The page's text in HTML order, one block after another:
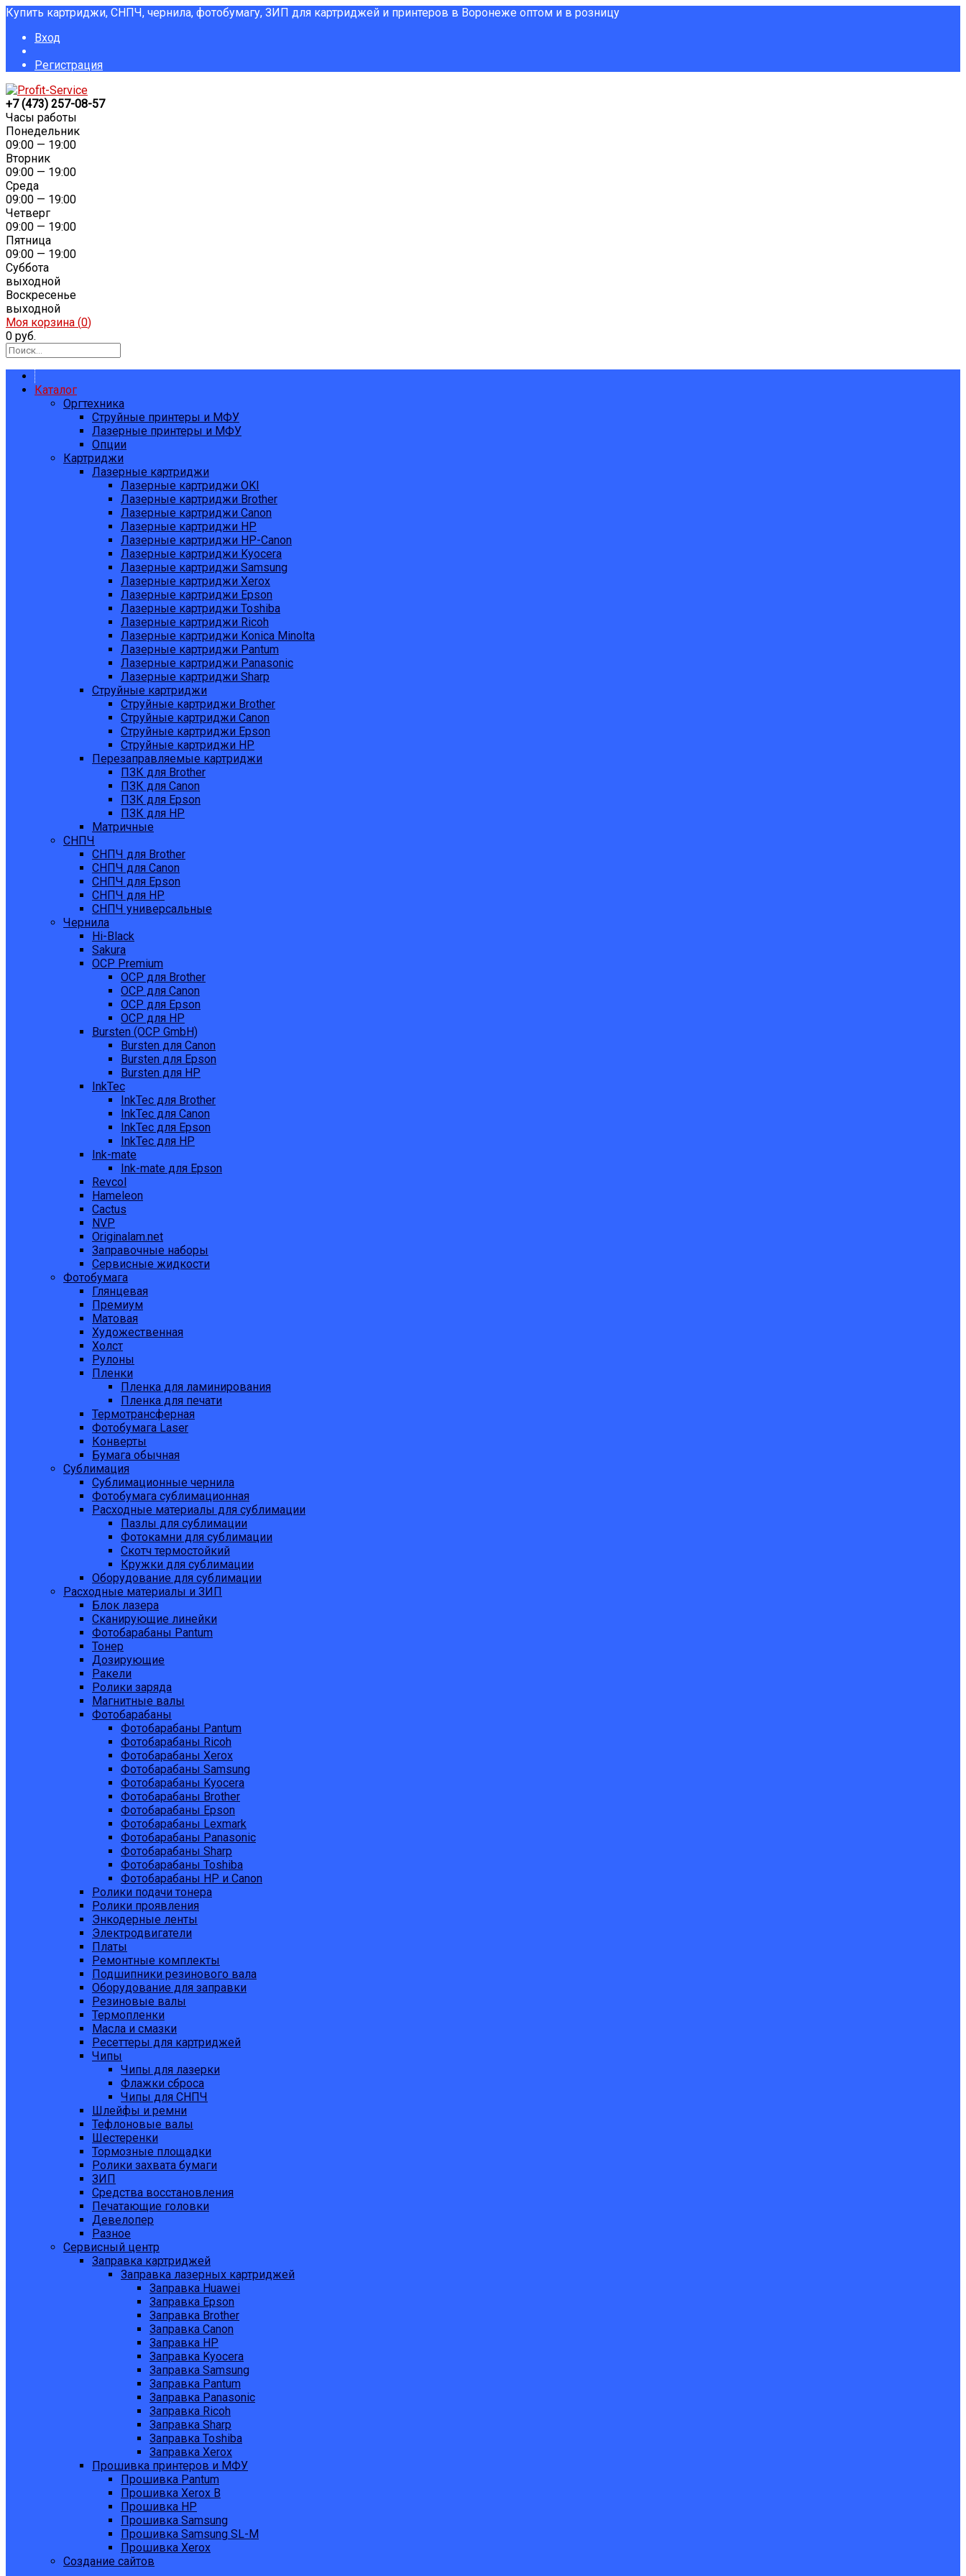
Купить картриджи, СНПЧ, чернила, фотобумагу, ЗИП для картриджей и принтеров в Воронеже оптом и в розницу
Вход
Регистрация
+7 (473) 257-08-57
Часы работы
Понедельник
09:00 — 19:00
Вторник
09:00 — 19:00
Среда
09:00 — 19:00
Четверг
09:00 — 19:00
Пятница
09:00 — 19:00
Суббота
выходной
Воскресенье
выходной
Моя корзина (0)
0 руб.
Каталог
Оргтехника
Струйные принтеры и МФУ
Лазерные принтеры и МФУ
Опции
Картриджи
Лазерные картриджи
Лазерные картриджи OKI
Лазерные картриджи Brother
Лазерные картриджи Canon
Лазерные картриджи HP
Лазерные картриджи HP-Canon
Лазерные картриджи Kyocera
Лазерные картриджи Samsung
Лазерные картриджи Xerox
Лазерные картриджи Epson
Лазерные картриджи Toshiba
Лазерные картриджи Ricoh
Лазерные картриджи Konica Minolta
Лазерные картриджи Pantum
Лазерные картриджи Panasonic
Лазерные картриджи Sharp
Струйные картриджи
Струйные картриджи Brother
Струйные картриджи Canon
Струйные картриджи Epson
Струйные картриджи HP
Перезаправляемые картриджи
ПЗК для Brother
ПЗК для Canon
ПЗК для Epson
ПЗК для HP
Матричные
СНПЧ
СНПЧ для Brother
СНПЧ для Canon
СНПЧ для Epson
СНПЧ для HP
СНПЧ универсальные
Чернила
Hi-Black
Sakura
OCP Premium
OCP для Brother
OCP для Canon
OCP для Epson
OCP для HP
Bursten (OCP GmbH)
Bursten для Canon
Bursten для Epson
Bursten для HP
InkTec
InkTec для Brother
InkTec для Canon
InkTec для Epson
InkTec для HP
Ink-mate
Ink-mate для Epson
Revcol
Hameleon
Cactus
NVP
Originalam.net
Заправочные наборы
Сервисные жидкости
Фотобумага
Глянцевая
Премиум
Матовая
Художественная
Холст
Рулоны
Пленки
Пленка для ламинирования
Пленка для печати
Термотрансферная
Фотобумага Laser
Конверты
Бумага обычная
Сублимация
Сублимационные чернила
Фотобумага сублимационная
Расходные материалы для сублимации
Пазлы для сублимации
Фотокамни для сублимации
Скотч термостойкий
Кружки для сублимации
Оборудование для сублимации
Расходные материалы и ЗИП
Блок лазера
Сканирующие линейки
Фотобарабаны Pantum
Тонер
Дозирующие
Ракели
Ролики заряда
Магнитные валы
Фотобарабаны
Фотобарабаны Pantum
Фотобарабаны Ricoh
Фотобарабаны Xerox
Фотобарабаны Samsung
Фотобарабаны Kyocera
Фотобарабаны Brother
Фотобарабаны Epson
Фотобарабаны Lexmark
Фотобарабаны Panasonic
Фотобарабаны Sharp
Фотобарабаны Toshiba
Фотобарабаны HP и Canon
Ролики подачи тонера
Ролики проявления
Энкодерные ленты
Электродвигатели
Платы
Ремонтные комплекты
Подшипники резинового вала
Оборудование для заправки
Резиновые валы
Термопленки
Масла и смазки
Ресеттеры для картриджей
Чипы
Чипы для лазерки
Флажки сброса
Чипы для СНПЧ
Шлейфы и ремни
Тефлоновые валы
Шестеренки
Тормозные площадки
Ролики захвата бумаги
ЗИП
Средства восстановления
Печатающие головки
Девелопер
Разное
Сервисный центр
Заправка картриджей
Заправка лазерных картриджей
Заправка Huawei
Заправка Epson
Заправка Brother
Заправка Canon
Заправка HP
Заправка Kyocera
Заправка Samsung
Заправка Pantum
Заправка Panasonic
Заправка Ricoh
Заправка Sharp
Заправка Toshiba
Заправка Xerox
Прошивка принтеров и МФУ
Прошивка Pantum
Прошивка Xerox B
Прошивка HP
Прошивка Samsung
Прошивка Samsung SL-M
Прошивка Xerox
Создание сайтов